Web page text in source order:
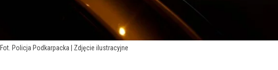
Fot. Policja Podkarpacka | Zdjęcie ilustracyjne